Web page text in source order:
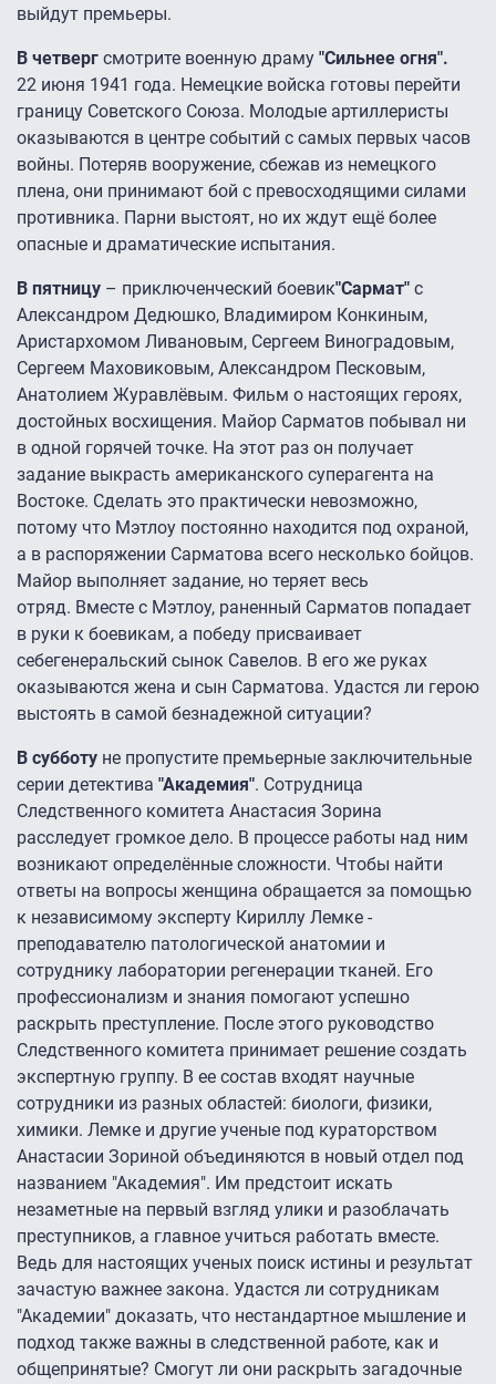
выйдут премьеры.
В четверг смотрите военную драму "Сильнее огня".
22 июня 1941 года. Немецкие войска готовы перейти
границу Советского Союза. Молодые артиллеристы
оказываются в центре событий с самых первых часов
войны. Потеряв вооружение, сбежав из немецкого
плена, они принимают бой с превосходящими силами
противника. Парни выстоят, но их ждут ещё более
опасные и драматические испытания.
В пятницу – приключенческий боевик"Сармат" с
Александром Дедюшко, Владимиром Конкиным,
Аристархомом Ливановым, Сергеем Виноградовым,
Сергеем Маховиковым, Александром Песковым,
Анатолием Журавлёвым. Фильм о настоящих героях,
достойных восхищения. Майор Сарматов побывал ни
в одной горячей точке. На этот раз он получает
задание выкрасть американского суперагента на
Востоке. Сделать это практически невозможно,
потому что Мэтлоу постоянно находится под охраной,
а в распоряжении Сарматова всего несколько бойцов.
Майор выполняет задание, но теряет весь
отряд. Вместе с Мэтлоу, раненный Сарматов попадает
в руки к боевикам, а победу присваивает
себегенеральский сынок Савелов. В его же руках
оказываются жена и сын Сарматова. Удастся ли герою
выстоять в самой безнадежной ситуации?
В субботу не пропустите премьерные заключительные
серии детектива "Академия". Сотрудница
Следственного комитета Анастасия Зорина
расследует громкое дело. В процессе работы над ним
возникают определённые сложности. Чтобы найти
ответы на вопросы женщина обращается за помощью
к независимому эксперту Кириллу Лемке -
преподавателю патологической анатомии и
сотруднику лаборатории регенерации тканей. Его
профессионализм и знания помогают успешно
раскрыть преступление. После этого руководство
Следственного комитета принимает решение создать
экспертную группу. В ее состав входят научные
сотрудники из разных областей: биологи, физики,
химики. Лемке и другие ученые под кураторством
Анастасии Зориной объединяются в новый отдел под
названием "Академия". Им предстоит искать
незаметные на первый взгляд улики и разоблачать
преступников, а главное учиться работать вместе.
Ведь для настоящих ученых поиск истины и результат
зачастую важнее закона. Удастся ли сотрудникам
"Академии" доказать, что нестандартное мышление и
подход также важны в следственной работе, как и
общепринятые? Смогут ли они раскрыть загадочные